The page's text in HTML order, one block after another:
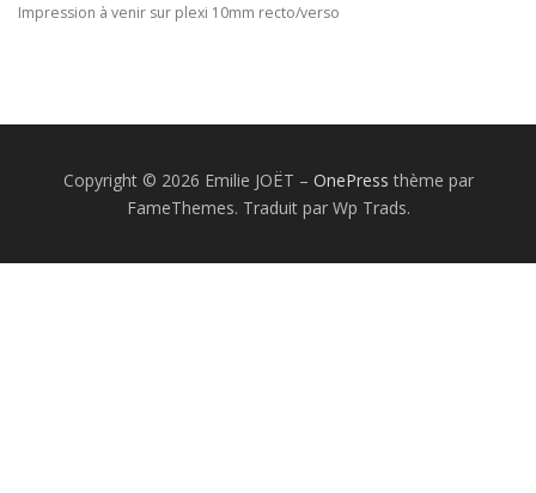
Impression à venir sur plexi 10mm recto/verso
Copyright © 2026 Emilie JOËT – OnePress thème par
FameThemes. Traduit par Wp Trads.